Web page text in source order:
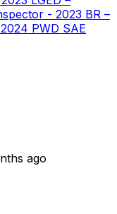
- 2023 BR –
PWD SAE
ago